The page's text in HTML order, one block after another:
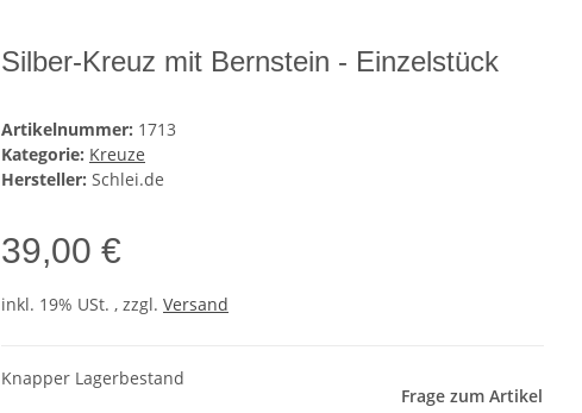
Silber-Kreuz mit Bernstein - Einzelstück
Artikelnummer: 1713
Kategorie: Kreuze
Hersteller: Schlei.de
39,00 €
inkl. 19% USt. , zzgl. Versand
Knapper Lagerbestand
Frage zum Artikel